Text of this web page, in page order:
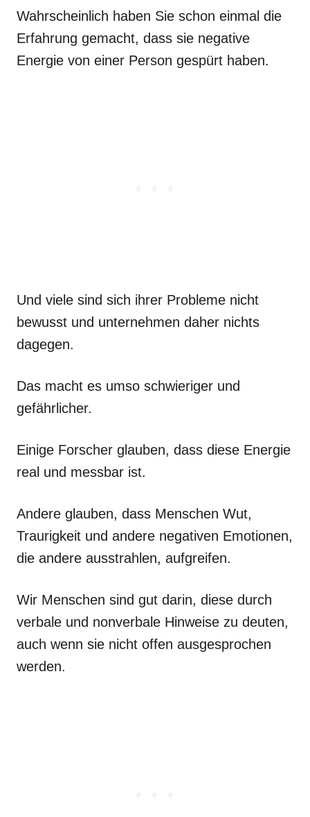
Wahrscheinlich haben Sie schon einmal die
Erfahrung gemacht, dass sie negative
Energie von einer Person gespürt haben.
Und viele sind sich ihrer Probleme nicht
bewusst und unternehmen daher nichts
dagegen.
Das macht es umso schwieriger und
gefährlicher.
Einige Forscher glauben, dass diese Energie
real und messbar ist.
Andere glauben, dass Menschen Wut,
Traurigkeit und andere negativen Emotionen,
die andere ausstrahlen, aufgreifen.
Wir Menschen sind gut darin, diese durch
verbale und nonverbale Hinweise zu deuten,
auch wenn sie nicht offen ausgesprochen
werden.